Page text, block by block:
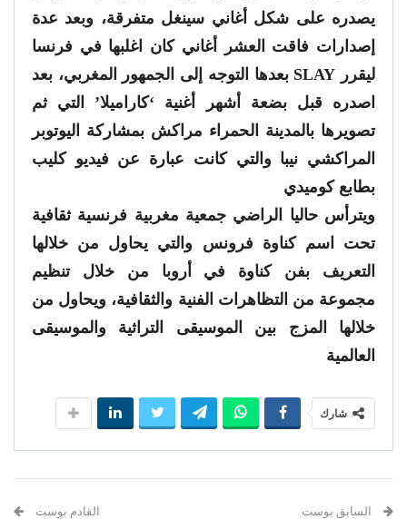
يصدره على شكل أغاني سينغل متفرقة، وبعد عدة
إصدارات فاقت العشر أغاني كان اغلبها في فرنسا
ليقرر SLAY بعدها التوجه إلى الجمهور المغربي، بعد
اصدره قبل بضعة أشهر أغنية ‘كاراميلا’ التي ثم
تصويرها بالمدينة الحمراء مراكش بمشاركة اليوتوبر
المراكشي نيبا والتي كانت عبارة عن فيديو كليب
بطابع كوميدي
ويترأس حاليا الراضي جمعية مغربية فرنسية ثقافية
تحت اسم كناوة فرونس والتي يحاول من خلالها
التعريف بفن كناوة في أروبا من خلال تنظيم
مجموعة من التظاهرات الفنية والثقافية، ويحاول من
خلالها المزج بين الموسيقى التراثية والموسيقى
العالمية
شارك
السابق بوست
القادم بوست